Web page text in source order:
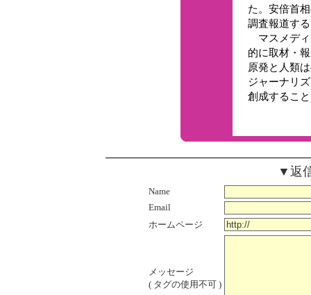
た。安倍首
調査報道す
マスメディ
的に取材・
原発と人類
ジャーナリ
創成するこ
▼返
Name
Email
ホームページ
メッセージ
( タグの使用不可 )